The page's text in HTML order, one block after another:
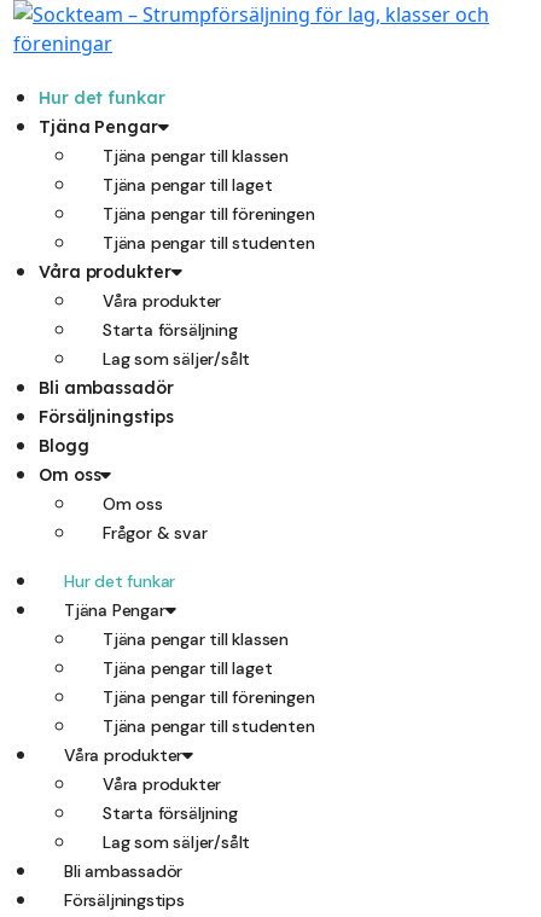
Hoppa
till
Hur det funkar
Tjäna Pengar
Tjäna pengar till klassen
Tjäna pengar till laget
Tjäna pengar till föreningen
Tjäna pengar till studenten
Våra produkter
Våra produkter
Starta försäljning
Lag som säljer/sålt
Bli ambassadör
Försäljningstips
Blogg
Om oss
Om oss
Frågor & svar
Hur det funkar
Tjäna Pengar
Tjäna pengar till klassen
Tjäna pengar till laget
Tjäna pengar till föreningen
Tjäna pengar till studenten
Våra produkter
Våra produkter
Starta försäljning
Lag som säljer/sålt
Bli ambassadör
Försäljningstips